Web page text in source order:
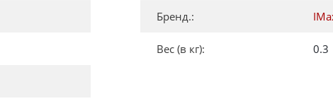
Бренд.:
Вес (в кг): 0.3